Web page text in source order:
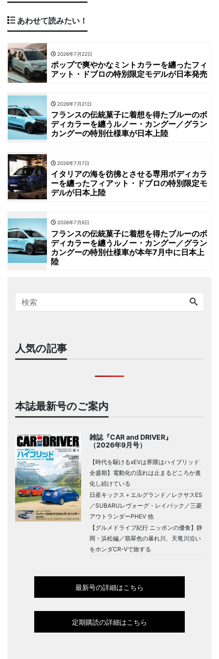
あわせて読みたい！
2026年7月22日
ポップで爽やかなミントカラーを纏ったフィ
アット・ドブロの特別限定モデルが日本発売
2026年7月21日
フランスの伝統菓子に着想を得たブルーのボ
ディカラーを纏うルノー・カングー／グラン
カングーの特別仕様車が日本上陸
2026年7月7日
イタリアの海を彷彿とさせる専用ボディカラ
ーを纏ったフィアット・ドブロの特別限定モ
デルが日本上陸
2026年7月6日
フランスの伝統菓子に着想を得たブルーのボ
ディカラーを纏うルノー・カングー／グラン
カングーの特別仕様車が本年7月中に日本上
陸
人気の記事
本誌最新号のご案内
雑誌『CAR and DRIVER』
（2026年9月号）
【時代を駆けるxEVは界隈はハイブリッド
全盛期】電動化の流れは止まるどころか進
化し続けている
日産キックス＋エルグランド／レクサスES
／SUBARUレヴォーグ・レイバック／三菱
アウトランダーPHEV 他
【グルメドライブ紀行 ニッポンの優食】静
岡・浜松編／翡翠色の暴れ川、天竜川沿い
をホンダCR-Vで旅する
最新号の詳細はこちら
定期購読の詳細はこちら